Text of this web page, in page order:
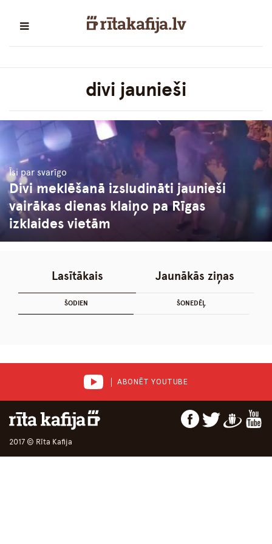
divi jaunieši
Īsi par svarīgo
Divi meklēšanā izsludināti jaunieši
vairākas dienas klaiņo pa Rīgas
izklaides vietām
Lasītākais
ŠODIEN ŠONEDĒĻ
Jaunākās ziņas
ABONĒT YOUTUBE
2017 © Rīta Kafija